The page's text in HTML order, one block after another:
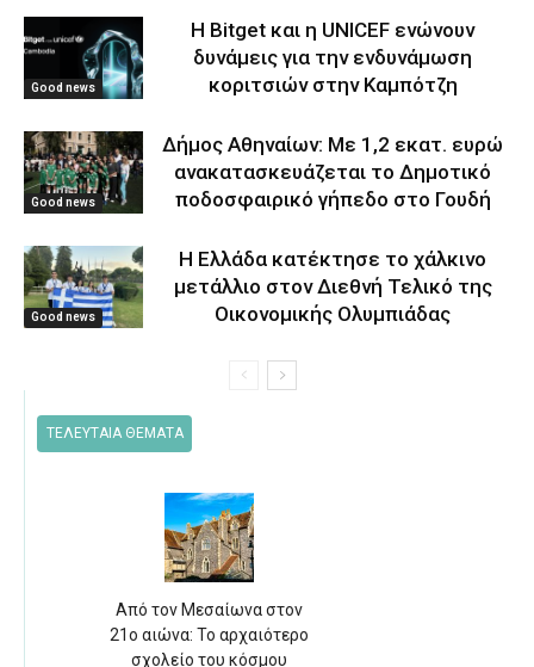
Good news
Η Bitget και η UNICEF ενώνουν
δυνάμεις για την ενδυνάμωση
κοριτσιών στην Καμπότζη
Good news
Δήμος Αθηναίων: Με 1,2 εκατ. ευρώ
ανακατασκευάζεται το Δημοτικό
ποδοσφαιρικό γήπεδο στο Γουδή
Good news
Η Ελλάδα κατέκτησε το χάλκινο
μετάλλιο στον Διεθνή Τελικό της
Οικονομικής Ολυμπιάδας
ΤΕΛΕΥΤΑΙΑ ΘΕΜΑΤΑ
Από τον Μεσαίωνα στον
21ο αιώνα: Το αρχαιότερο
σχολείο του κόσμου